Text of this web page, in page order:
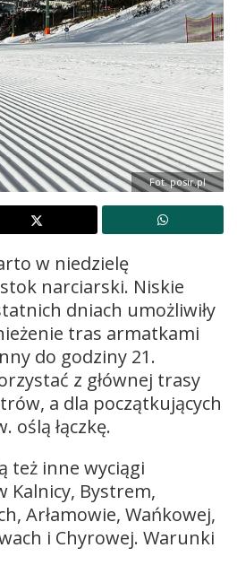
Fot. posir.pl
w niedzielę
narciarski. Niskie
dniach umożliwiły
tras armatkami
do godziny 21.
z głównej trasy
a dla początkujących
oślą łączkę.
też inne wyciągi
Kalnicy, Bystrem,
Arłamowie, Wańkowej,
i Chyrowej. Warunki